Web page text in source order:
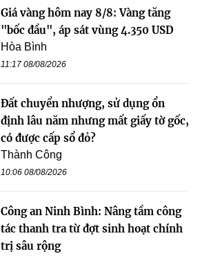
Giá vàng hôm nay 8/8: Vàng tăng
"bốc đầu", áp sát vùng 4.350 USD
Hòa Bình
11:17 08/08/2026
Đất chuyển nhượng, sử dụng ổn
định lâu năm nhưng mất giấy tờ gốc,
có được cấp sổ đỏ?
Thành Công
10:06 08/08/2026
Công an Ninh Bình: Nâng tầm công
tác thanh tra từ đợt sinh hoạt chính
trị sâu rộng